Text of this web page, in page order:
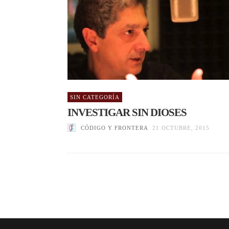
SIN CATEGORÍA
INVESTIGAR SIN DIOSES
CÓDIGO Y FRONTERA 21 OCTUBRE, 2015